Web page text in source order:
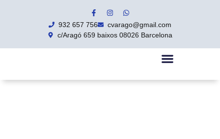
932 657 756
cvarago@gmail.com
c/Aragó 659 baixos 08026 Barcelona